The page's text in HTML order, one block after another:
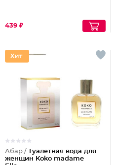
439 ₽
Абар / Туалетная вода для
женщин Koko madame